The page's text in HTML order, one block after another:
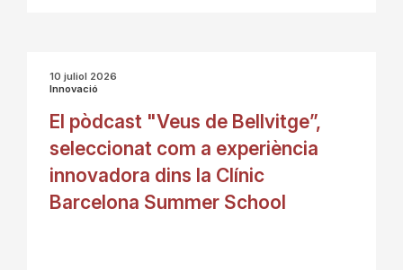
10 juliol 2026
Innovació
El pòdcast "Veus de Bellvitge”,
seleccionat com a experiència
innovadora dins la Clínic
Barcelona Summer School